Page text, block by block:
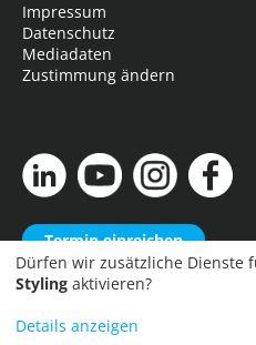
Impressum
Datenschutz
Mediadaten
Zustimmung ändern
Termin einreichen
Business Network
mbH
Dürfen wir zusätzliche Dienste
Styling aktivieren?
Details anzeigen